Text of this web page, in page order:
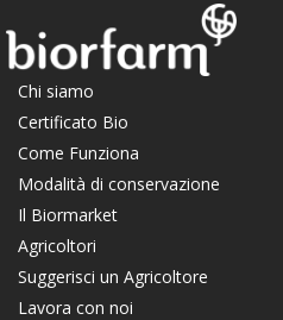
Chi siamo
Certificato Bio
Come Funziona
Modalità di conservazione
Il Biormarket
Agricoltori
Suggerisci un Agricoltore
Lavora con noi